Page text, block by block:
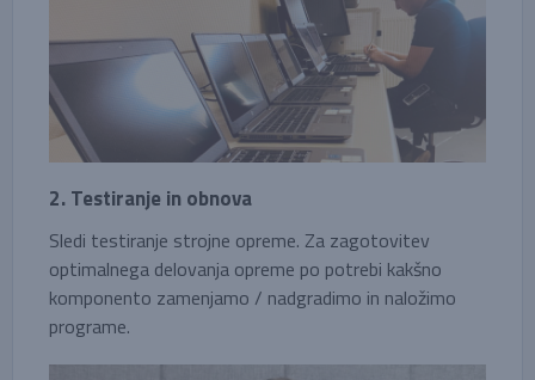
2. Testiranje in obnova
Sledi testiranje strojne opreme. Za zagotovitev
optimalnega delovanja opreme po potrebi kakšno
komponento zamenjamo / nadgradimo in naložimo
programe.